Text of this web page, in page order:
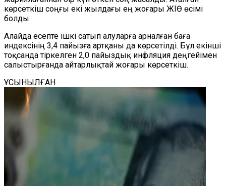
көрсеткіш соңғы екі жылдағы ең жоғары ЖІӨ өсімі
болды.
Алайда есепте ішкі сатып алуларға арналған баға
индексінің 3,4 пайызға артқаны да көрсетілді. Бұл екінші
тоқсанда тіркелген 2,0 пайыздық инфляция деңгейімен
салыстырғанда айтарлықтай жоғары көрсеткіш.
ҰСЫНЫЛҒАН